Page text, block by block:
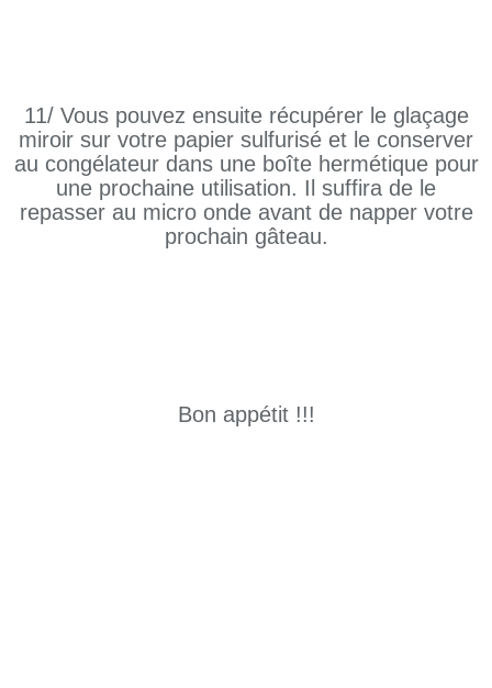
11/ Vous pouvez ensuite récupérer le glaçage
miroir sur votre papier sulfurisé et le conserver
au congélateur dans une boîte hermétique pour
une prochaine utilisation. Il suffira de le
repasser au micro onde avant de napper votre
prochain gâteau.
Bon appétit !!!